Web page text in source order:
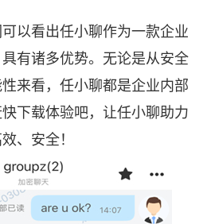
以看出任小聊作为一款企业
有诸多优势。无论是从安全
来看，任小聊都是企业内部
下载体验吧，让任小聊助力
、安全！